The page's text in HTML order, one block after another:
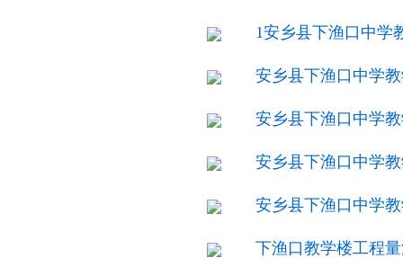
1安乡县下渔口中学
安乡县下渔口中学
安乡县下渔口中学
安乡县下渔口中学
安乡县下渔口中学
下渔口教学楼工程